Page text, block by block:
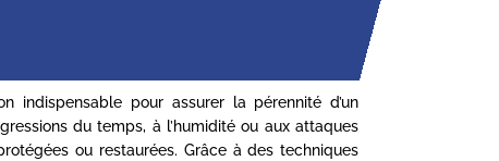
indispensable pour assurer la pérennité d’un
du temps, à l’humidité ou aux attaques
ou restaurées. Grâce à des techniques